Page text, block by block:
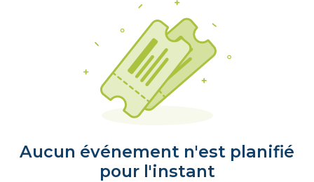
Aucun événement n'est planifié
pour l'instant